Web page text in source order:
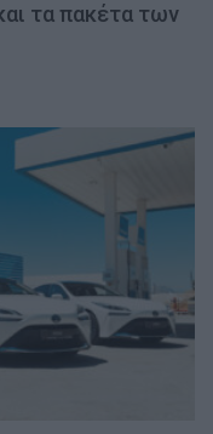
τα πακέτα των